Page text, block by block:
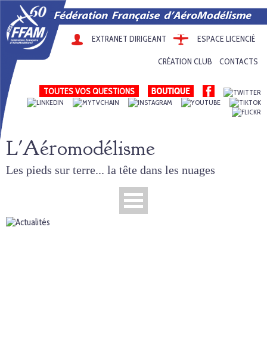
EXTRANET DIRIGEANT ESPACE LICENCIÉ
CRÉATION CLUB CONTACTS
TOUTES VOS QUESTIONS
L'Aéromodélisme
Les pieds sur terre... la tête dans les nuages